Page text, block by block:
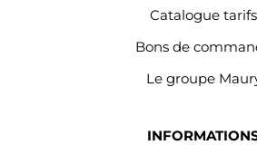
Catalogue tarifs
Bons de
Le groupe